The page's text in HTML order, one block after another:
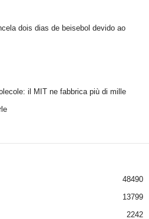
dois dias de beisebol devido ao
il MIT ne fabbrica più di mille
48490
13799
2242